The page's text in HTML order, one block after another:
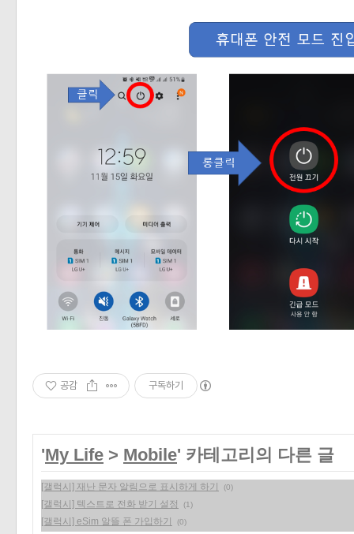
공감 구독하기
'My Life > Mobile' 카테고리의 다른 글
[갤럭시] 재난 문자 알림으로 표시하게 하기 (0)
[갤럭시] 텍스트로 전화 받기 설정 (1)
[갤럭시] eSim 알뜰 폰 가입하기 (0)